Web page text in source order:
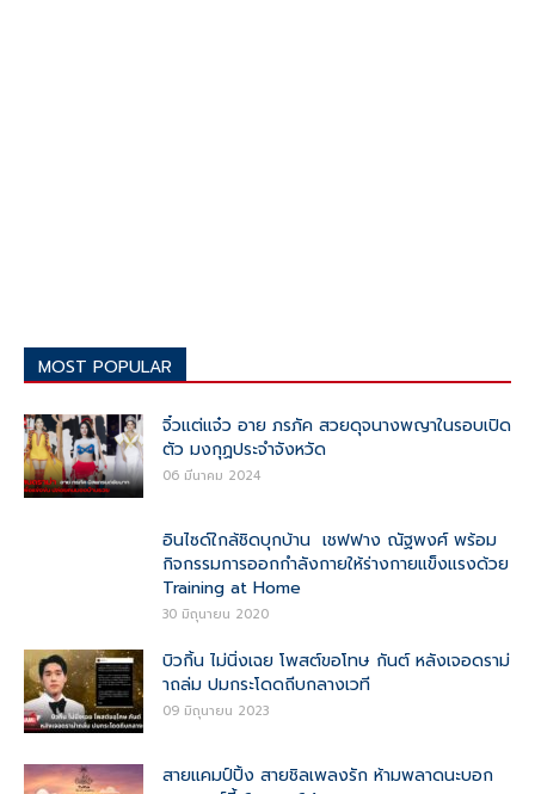
MOST POPULAR
จิ๋วแต่แจ๋ว อาย ภรภัค สวยดุจนางพญาในรอบเปิด
ตัว มงกุฏประจำจังหวัด
06 มีนาคม 2024
อินไซด์ใกล้ชิดบุกบ้าน เชฟฟาง ณัฐพงศ์ พร้อม
กิจกรรมการออกกำลังกายให้ร่างกายแข็งแรงด้วย
Training at Home
30 มิถุนายน 2020
บิวกิ้น ไม่นิ่งเฉย โพสต์ขอโทษ กันต์ หลังเจอดราม่
าถล่ม ปมกระโดดถีบกลางเวที
09 มิถุนายน 2023
สายแคมป์ปิ้ง สายชิลเพลงรัก ห้ามพลาดนะบอก